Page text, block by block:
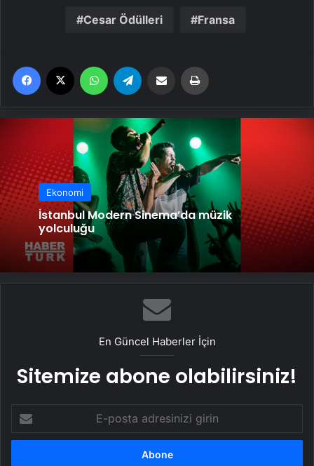
Cesar Ödülleri Fransa
Facebook WhatsApp Email'den paylaş
Ekonomi
İstanbul Modern Sinema’da müzik
yolculuğu
En Güncel Haberler İçin
Sitemize abone olabilirsiniz!
posta
adresinizi